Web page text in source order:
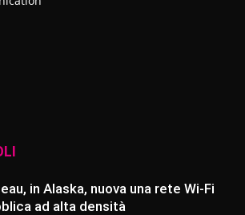
in Alaska, nuova una rete Wi-Fi
ad alta densità